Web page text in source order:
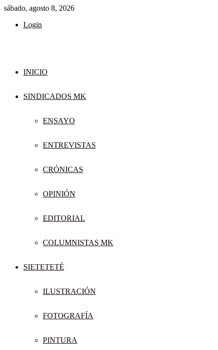
sábado, agosto 8, 2026
Login
INICIO
SINDICADOS MK
ENSAYO
ENTREVISTAS
CRÓNICAS
OPINIÓN
EDITORIAL
COLUMNISTAS MK
SIETETETÉ
ILUSTRACIÓN
FOTOGRAFÍA
PINTURA